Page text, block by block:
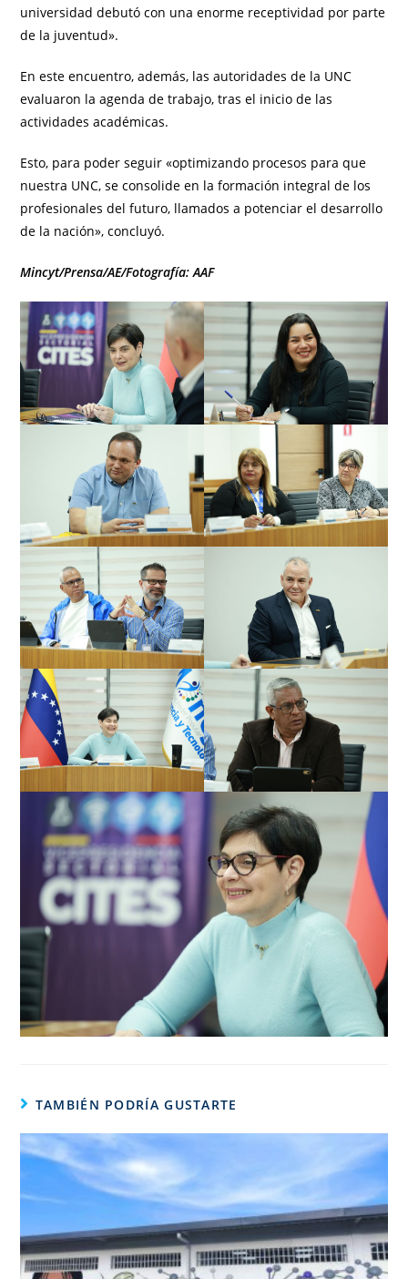
universidad debutó con una enorme receptividad por parte
de la juventud».
En este encuentro, además, las autoridades de la UNC
evaluaron la agenda de trabajo, tras el inicio de las
actividades académicas.
Esto, para poder seguir «optimizando procesos para que
nuestra UNC, se consolide en la formación integral de los
profesionales del futuro, llamados a potenciar el desarrollo
de la nación», concluyó.
Mincyt/Prensa/AE/Fotografía: AAF
TAMBIÉN PODRÍA GUSTARTE